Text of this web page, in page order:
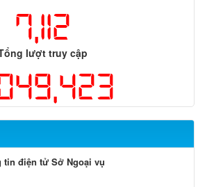
7,112
lượt truy cập
tin điện tử Sở Ngoại vụ